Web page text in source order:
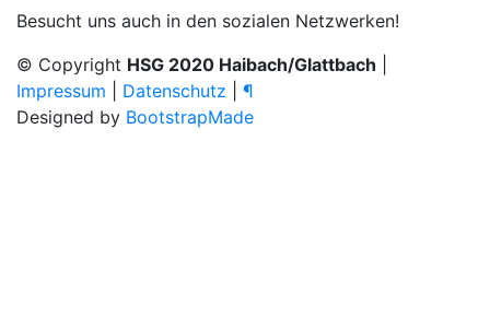
Besucht uns auch in den sozialen Netzwerken!
© Copyright HSG 2020 Haibach/Glattbach
Impressum
Datenschutz
¶
Designed by BootstrapMade